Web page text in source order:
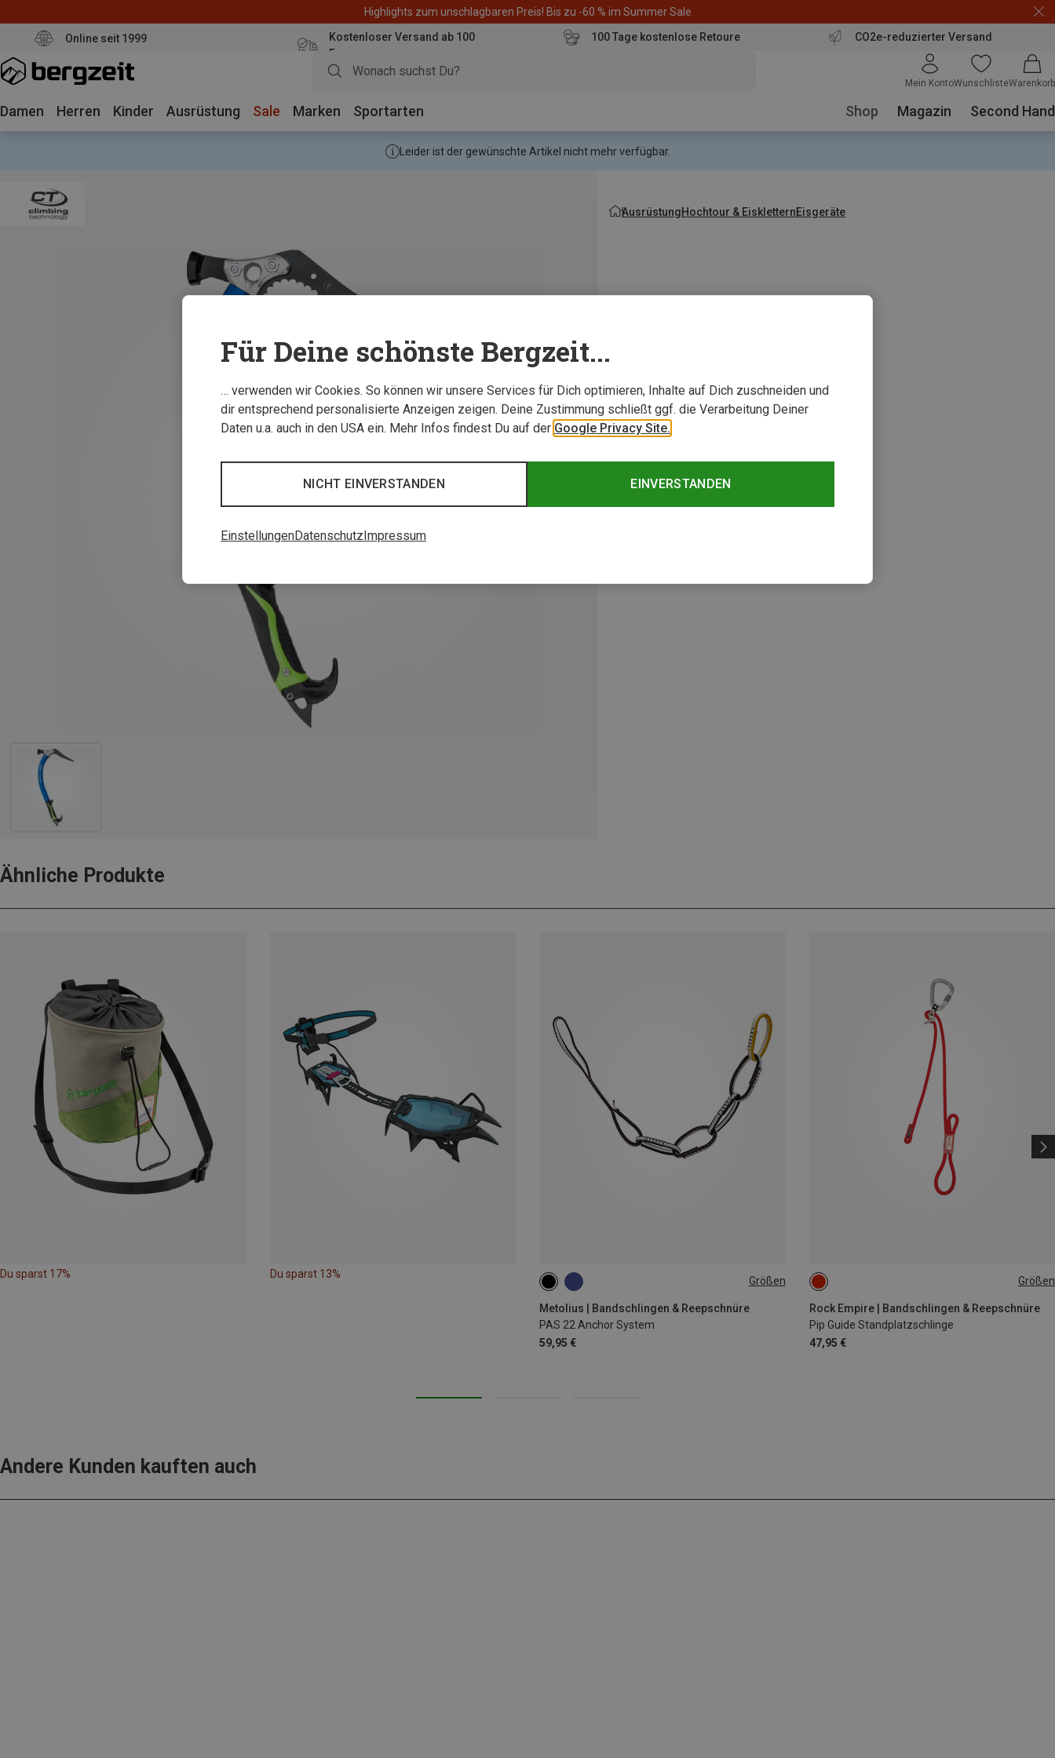
Highlights zum unschlagbaren Preis! Bis zu -60 % im Summer Sale
Online seit 1999
Kostenloser Versand ab 100
Euro
100 Tage kostenlose Retoure CO2e-reduzierter Versand
Mein KontoWunschlisteWarenkorb
Damen Herren Kinder Ausrüstung Sale Marken Sportarten Shop Magazin Second Hand
Leider ist der gewünschte Artikel nicht mehr verfügbar.
AusrüstungHochtour & EiskletternEisgeräte
Ähnliche Produkte
Du sparst 17% Du sparst 13%
Größen
Metolius | Bandschlingen & Reepschnüre
PAS 22 Anchor System
59,95 €
ONE SIZE Größen
Rock Empire | Bandschlingen & Reepschnüre
Pip Guide Standplatzschlinge
47,95 €
ONE SIZE
Andere Kunden kauften auch
Für Deine schönste Bergzeit...
… verwenden wir Cookies. So können wir unsere Services für Dich optimieren, Inhalte auf Dich zuschneiden und
dir entsprechend personalisierte Anzeigen zeigen. Deine Zustimmung schließt ggf. die Verarbeitung Deiner
Daten u.a. auch in den USA ein. Mehr Infos findest Du auf der Google Privacy Site.
EINVERSTANDEN
NICHT EINVERSTANDEN
EinstellungenDatenschutzImpressum